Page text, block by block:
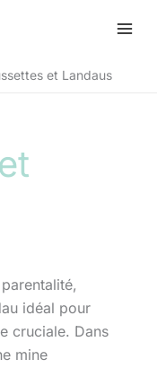
et Landaus
idéal pour
cruciale. Dans
mine